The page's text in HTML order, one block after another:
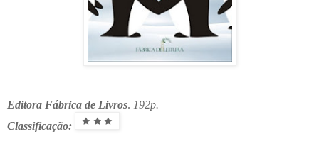
Editora Fábrica de Livros. 192p.
Classificação: